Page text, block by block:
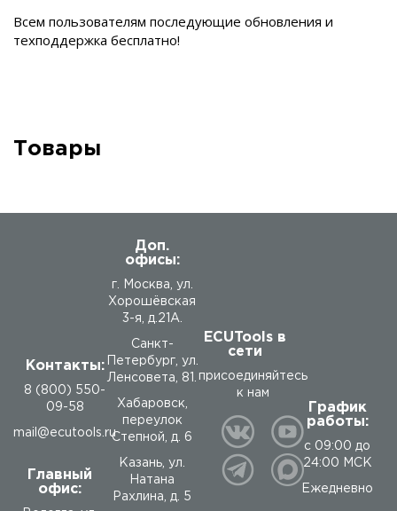
Всем пользователям последующие обновления и
техподдержка бесплатно!
Товары
Контакты:
8 (800) 550-
09-58
mail@ecutools.ru
Главный
офис:
Доп.
офисы:
г. Москва, ул.
Хорошёвская
3-я, д.21А.
Санкт-
Петербург, ул.
Ленсовета, 81.
Хабаровск,
переулок
Степной, д. 6
Казань, ул.
Натана
Рахлина, д. 5
ECUTools в
сети
присоединяйтесь
к нам
График
работы:
с 09:00 до
24:00 МСК
Ежедневно